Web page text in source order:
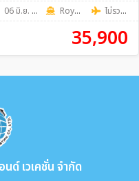
8วัน 7คืน
06 มิ.ย. 69 - 17 ต.ค. 69 RoyalCaribbean ไม่รวมตั๋วเครื่องบิน
35,900
ด์ เวเคชั่น จำกัด